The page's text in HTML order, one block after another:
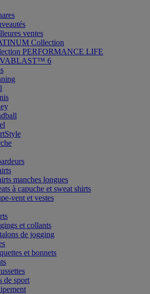
ventes
Collection
PERFORMANCE LIFE
6
manches longues
à capuche et sweat shirts
vent et vestes
et collants
de jogging
et bonnets
de sport